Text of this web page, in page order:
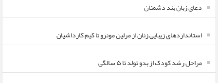
دعای زبان بند دشمنان
استانداردهای زیبایی زنان از مرلین مونرو تا کیم کارداشیان
مراحل رشد کودک از بدو تولد تا ۵ سالگی